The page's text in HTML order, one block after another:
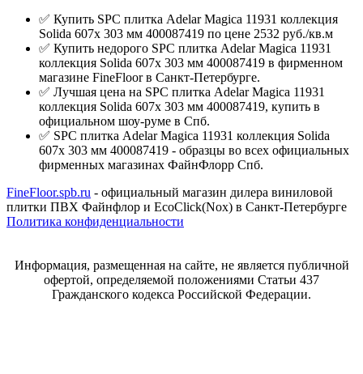
✅ Купить SPC плитка Adelar Magica 11931 коллекция
Solida 607x 303 мм 400087419 по цене 2532 руб./кв.м
✅ Купить недорого SPC плитка Adelar Magica 11931
коллекция Solida 607x 303 мм 400087419 в фирменном
магазине FineFloor в Санкт-Петербурге.
✅ Лучшая цена на SPC плитка Adelar Magica 11931
коллекция Solida 607x 303 мм 400087419, купить в
официальном шоу-руме в Спб.
✅ SPC плитка Adelar Magica 11931 коллекция Solida
607x 303 мм 400087419 - образцы во всех официальных
фирменных магазинах ФайнФлорр Спб.
FineFloor.spb.ru - официальный магазин дилера виниловой
плитки ПВХ Файнфлор и EcoClick(Nox) в Санкт-Петербурге
Политика конфиденциальности
Информация, размещенная на сайте, не является публичной
офертой, определяемой положениями Статьи 437
Гражданского кодекса Российской Федерации.